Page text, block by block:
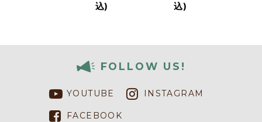
込)
込)
FOLLOW US!
YOUTUBE INSTAGRAM
FACEBOOK